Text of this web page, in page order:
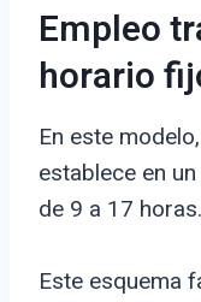
Empleo
horario
En este
establece en
de 9 a 17 horas.
Este esquema